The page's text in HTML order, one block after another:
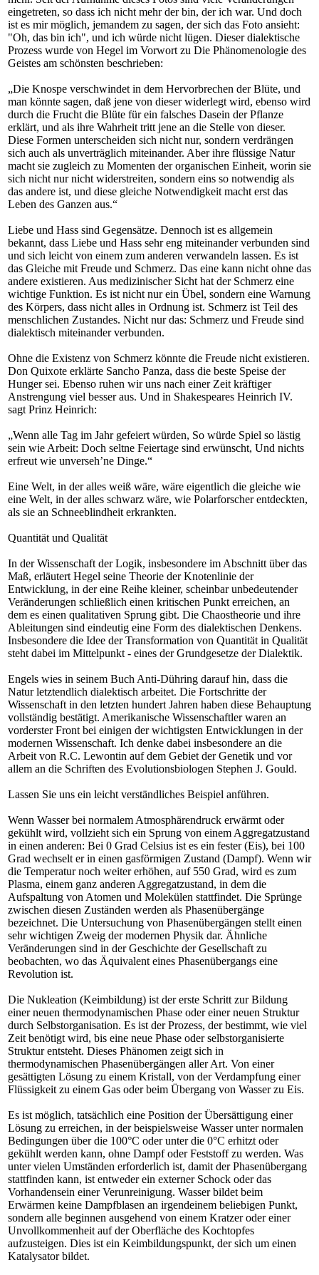
eingetreten, so dass ich nicht mehr der bin, der ich war. Und doch
ist es mir möglich, jemandem zu sagen, der sich das Foto ansieht:
"Oh, das bin ich", und ich würde nicht lügen. Dieser dialektische
Prozess wurde von Hegel im Vorwort zu Die Phänomenologie des
Geistes am schönsten beschrieben:
„Die Knospe verschwindet in dem Hervorbrechen der Blüte, und
man könnte sagen, daß jene von dieser widerlegt wird, ebenso wird
durch die Frucht die Blüte für ein falsches Dasein der Pflanze
erklärt, und als ihre Wahrheit tritt jene an die Stelle von dieser.
Diese Formen unterscheiden sich nicht nur, sondern verdrängen
sich auch als unverträglich miteinander. Aber ihre flüssige Natur
macht sie zugleich zu Momenten der organischen Einheit, worin sie
sich nicht nur nicht widerstreiten, sondern eins so notwendig als
das andere ist, und diese gleiche Notwendigkeit macht erst das
Leben des Ganzen aus.“
Liebe und Hass sind Gegensätze. Dennoch ist es allgemein
bekannt, dass Liebe und Hass sehr eng miteinander verbunden sind
und sich leicht von einem zum anderen verwandeln lassen. Es ist
das Gleiche mit Freude und Schmerz. Das eine kann nicht ohne das
andere existieren. Aus medizinischer Sicht hat der Schmerz eine
wichtige Funktion. Es ist nicht nur ein Übel, sondern eine Warnung
des Körpers, dass nicht alles in Ordnung ist. Schmerz ist Teil des
menschlichen Zustandes. Nicht nur das: Schmerz und Freude sind
dialektisch miteinander verbunden.
Ohne die Existenz von Schmerz könnte die Freude nicht existieren.
Don Quixote erklärte Sancho Panza, dass die beste Speise der
Hunger sei. Ebenso ruhen wir uns nach einer Zeit kräftiger
Anstrengung viel besser aus. Und in Shakespeares Heinrich IV.
sagt Prinz Heinrich:
„Wenn alle Tag im Jahr gefeiert würden, So würde Spiel so lästig
sein wie Arbeit: Doch seltne Feiertage sind erwünscht, Und nichts
erfreut wie unverseh’ne Dinge.“
Eine Welt, in der alles weiß wäre, wäre eigentlich die gleiche wie
eine Welt, in der alles schwarz wäre, wie Polarforscher entdeckten,
als sie an Schneeblindheit erkrankten.
Quantität und Qualität
In der Wissenschaft der Logik, insbesondere im Abschnitt über das
Maß, erläutert Hegel seine Theorie der Knotenlinie der
Entwicklung, in der eine Reihe kleiner, scheinbar unbedeutender
Veränderungen schließlich einen kritischen Punkt erreichen, an
dem es einen qualitativen Sprung gibt. Die Chaostheorie und ihre
Ableitungen sind eindeutig eine Form des dialektischen Denkens.
Insbesondere die Idee der Transformation von Quantität in Qualität
steht dabei im Mittelpunkt - eines der Grundgesetze der Dialektik.
Engels wies in seinem Buch Anti-Dühring darauf hin, dass die
Natur letztendlich dialektisch arbeitet. Die Fortschritte der
Wissenschaft in den letzten hundert Jahren haben diese Behauptung
vollständig bestätigt. Amerikanische Wissenschaftler waren an
vorderster Front bei einigen der wichtigsten Entwicklungen in der
modernen Wissenschaft. Ich denke dabei insbesondere an die
Arbeit von R.C. Lewontin auf dem Gebiet der Genetik und vor
allem an die Schriften des Evolutionsbiologen Stephen J. Gould.
Lassen Sie uns ein leicht verständliches Beispiel anführen.
Wenn Wasser bei normalem Atmosphärendruck erwärmt oder
gekühlt wird, vollzieht sich ein Sprung von einem Aggregatzustand
in einen anderen: Bei 0 Grad Celsius ist es ein fester (Eis), bei 100
Grad wechselt er in einen gasförmigen Zustand (Dampf). Wenn wir
die Temperatur noch weiter erhöhen, auf 550 Grad, wird es zum
Plasma, einem ganz anderen Aggregatzustand, in dem die
Aufspaltung von Atomen und Molekülen stattfindet. Die Sprünge
zwischen diesen Zuständen werden als Phasenübergänge
bezeichnet. Die Untersuchung von Phasenübergängen stellt einen
sehr wichtigen Zweig der modernen Physik dar. Ähnliche
Veränderungen sind in der Geschichte der Gesellschaft zu
beobachten, wo das Äquivalent eines Phasenübergangs eine
Revolution ist.
Die Nukleation (Keimbildung) ist der erste Schritt zur Bildung
einer neuen thermodynamischen Phase oder einer neuen Struktur
durch Selbstorganisation. Es ist der Prozess, der bestimmt, wie viel
Zeit benötigt wird, bis eine neue Phase oder selbstorganisierte
Struktur entsteht. Dieses Phänomen zeigt sich in
thermodynamischen Phasenübergängen aller Art. Von einer
gesättigten Lösung zu einem Kristall, von der Verdampfung einer
Flüssigkeit zu einem Gas oder beim Übergang von Wasser zu Eis.
Es ist möglich, tatsächlich eine Position der Übersättigung einer
Lösung zu erreichen, in der beispielsweise Wasser unter normalen
Bedingungen über die 100°C oder unter die 0°C erhitzt oder
gekühlt werden kann, ohne Dampf oder Feststoff zu werden. Was
unter vielen Umständen erforderlich ist, damit der Phasenübergang
stattfinden kann, ist entweder ein externer Schock oder das
Vorhandensein einer Verunreinigung. Wasser bildet beim
Erwärmen keine Dampfblasen an irgendeinem beliebigen Punkt,
sondern alle beginnen ausgehend von einem Kratzer oder einer
Unvollkommenheit auf der Oberfläche des Kochtopfes
aufzusteigen. Dies ist ein Keimbildungspunkt, der sich um einen
Katalysator bildet.